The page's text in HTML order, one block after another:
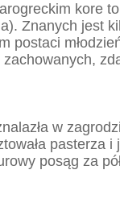
kore
Znanych jest
postaci
w
pasterza i
posąg za